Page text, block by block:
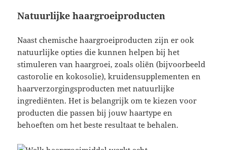
Natuurlijke haargroeiproducten
Naast chemische haargroeiproducten zijn er ook
natuurlijke opties die kunnen helpen bij het
stimuleren van haargroei, zoals oliën (bijvoorbeeld
castorolie en kokosolie), kruidensupplementen en
haarverzorgingsproducten met natuurlijke
ingrediënten. Het is belangrijk om te kiezen voor
producten die passen bij jouw haartype en
behoeften om het beste resultaat te behalen.